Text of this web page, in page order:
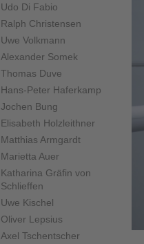
Udo Di Fabio
Ralph Christensen
Uwe Volkmann
Alexander Somek
Thomas Duve
Hans-Peter Haferkamp
Jochen Bung
Elisabeth Holzleithner
Matthias Armgardt
Marietta Auer
Katharina Gräfin von
Schlieffen
Uwe Kischel
Oliver Lepsius
Axel Tschentscher